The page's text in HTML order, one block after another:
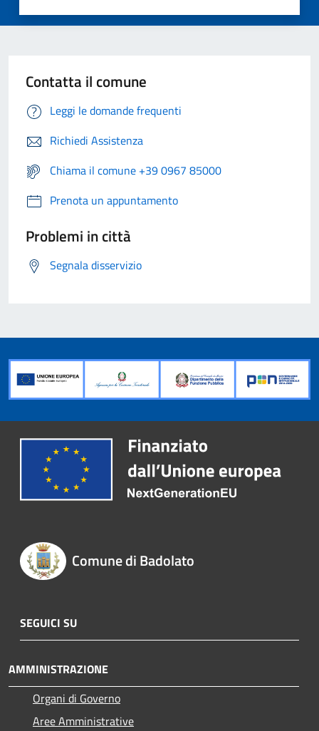
Contatta il comune
Leggi le domande frequenti
Richiedi Assistenza
Chiama il comune +39 0967 85000
Prenota un appuntamento
Problemi in città
Segnala disservizio
Comune di Badolato
SEGUICI SU
AMMINISTRAZIONE
Organi di Governo
Aree Amministrative